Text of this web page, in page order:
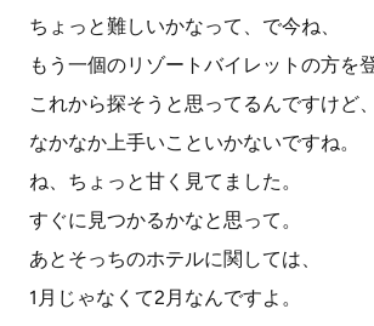
ちょっと難しいかなって、で今ね、
もう一個のリゾートバイレットの方を
これから探そうと思ってるんですけど、
なかなか上手いこといかないですね。
ね、ちょっと甘く見てました。
すぐに見つかるかなと思って。
あとそっちのホテルに関しては、
1月じゃなくて2月なんですよ。